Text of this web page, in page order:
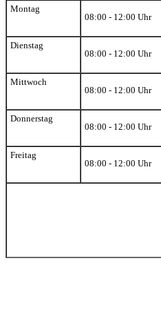
Montag
08:00 - 12:00 Uhr
Dienstag
08:00 - 12:00 Uhr
Mittwoch
08:00 - 12:00 Uhr
Donnerstag
08:00 - 12:00 Uhr
Freitag
08:00 - 12:00 Uhr